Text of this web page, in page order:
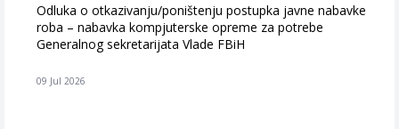
Odluka o otkazivanju/poništenju postupka javne nabavke
roba – nabavka kompjuterske opreme za potrebe
Generalnog sekretarijata Vlade FBiH
09 Jul 2026